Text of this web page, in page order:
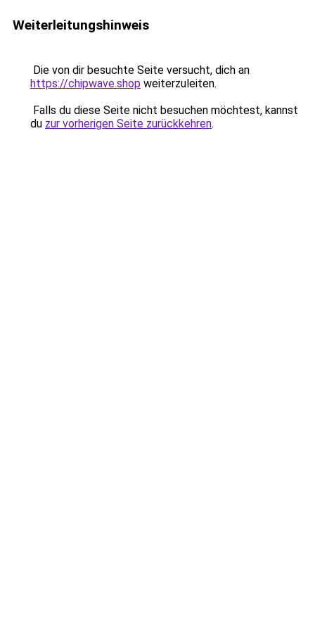
Weiterleitungshinweis
Die von dir besuchte Seite versucht, dich an
https://chipwave.shop weiterzuleiten.
Falls du diese Seite nicht besuchen möchtest, kannst
du zur vorherigen Seite zurückkehren.